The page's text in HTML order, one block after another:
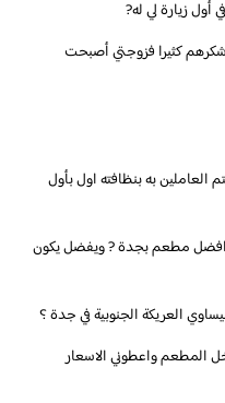
زيارة لي له?
كثيرا فزوجتي أصبحت
العاملين به بنظافته اول بأول
افضل مطعم بجدة ? ويفضل يكون
العريكة الجنوبية في جدة ؟
المطعم واعطوني الاسعار